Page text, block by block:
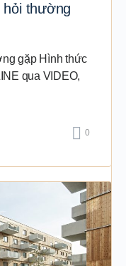
hỏi thường
gặp Hình thức
qua VIDEO,
0